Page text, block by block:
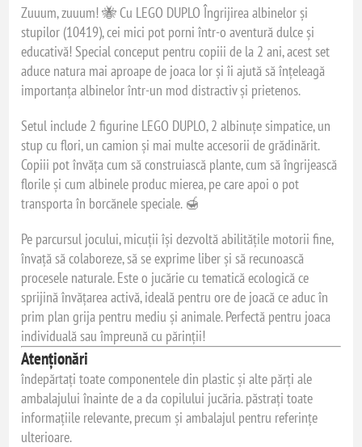
Zuuum, zuuum! 🐝 Cu LEGO DUPLO Îngrijirea albinelor și
stupilor (10419), cei mici pot porni într-o aventură dulce și
educativă! Special conceput pentru copiii de la 2 ani, acest set
aduce natura mai aproape de joaca lor și îi ajută să înțeleagă
importanța albinelor într-un mod distractiv și prietenos.
Setul include 2 figurine LEGO DUPLO, 2 albinuțe simpatice, un
stup cu flori, un camion și mai multe accesorii de grădinărit.
Copiii pot învăța cum să construiască plante, cum să îngrijească
florile și cum albinele produc mierea, pe care apoi o pot
transporta în borcănele speciale. 🍯
Pe parcursul jocului, micuții își dezvoltă abilitățile motorii fine,
învață să colaboreze, să se exprime liber și să recunoască
procesele naturale. Este o jucărie cu tematică ecologică ce
sprijină învățarea activă, ideală pentru ore de joacă ce aduc în
prim plan grija pentru mediu și animale. Perfectă pentru joaca
individuală sau împreună cu părinții!
Atenționări
îndepărtați toate componentele din plastic și alte părți ale
ambalajului înainte de a da copilului jucăria. păstrați toate
informațiile relevante, precum și ambalajul pentru referințe
ulterioare.